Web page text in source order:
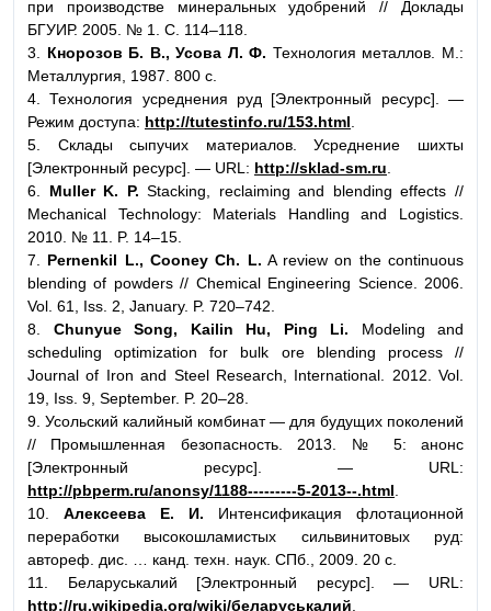
при производстве минеральных удобрений // Доклады
БГУИР. 2005. № 1. С. 114–118.
3. Кнорозов Б. В., Усова Л. Ф. Технология металлов. М.:
Металлургия, 1987. 800 с.
4. Технология усреднения руд [Электронный ресурс]. —
Режим доступа: http://tutestinfo.ru/153.html
5. Склады сыпучих материалов. Усреднение шихты
[Электронный ресурс]. — URL: http://sklad-sm.ru
6. Muller K. P. Stacking, reclaiming and blending effects //
Mechanical Technology: Materials Handling and Logistics.
2010. № 11. P. 14–15.
7. Pernenkil L., Cooney Ch. L. A review on the continuous
blending of powders // Chemical Engineering Science. 2006.
Vol. 61, Iss. 2, January. P. 720–742.
8. Chunyue Song, Kailin Hu, Ping Li. Modeling and
scheduling optimization for bulk ore blending process //
Journal of Iron and Steel Research, International. 2012. Vol.
19, Iss. 9, September. P. 20–28.
9. Усольский калийный комбинат — для будущих поколений
// Промышленная безопасность. 2013. № 5: анонс
[Электронный ресурс]. — URL:
http://pbperm.ru/anonsy/1188---------5-2013--.html
10. Алексеева Е. И. Интенсификация флотационной
переработки высокошламистых сильвинитовых руд:
автореф. дис. … канд. техн. наук. СПб., 2009. 20 с.
11. Беларуськалий [Электронный ресурс]. — URL:
http://ru.wikipedia.org/wiki/беларуськалий